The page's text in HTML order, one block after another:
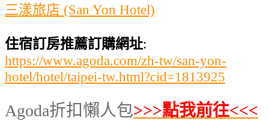
三漾旅店 (San Yon Hotel)
住宿訂房推薦訂購網址:
https://www.agoda.com/zh-tw/san-yon-
hotel/hotel/taipei-tw.html?cid=1813925
Agoda折扣懶人包>>>點我前往<<<